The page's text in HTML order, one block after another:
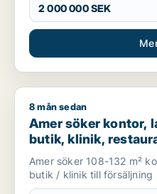
2 000 000 SEK
Amer söker kontor, lager,
8 mån sedan
Amer söker kontor,
butik, klinik,
fastighetsmark,
eller garage till salu i
Åstorp m.fl.
Amer söker 108-132 m²
butik / klinik till försäljning